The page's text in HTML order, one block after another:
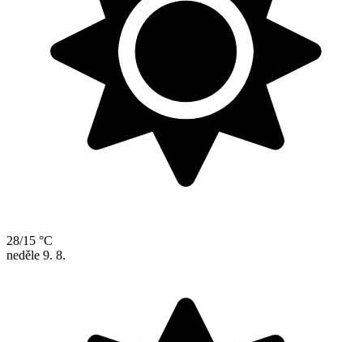
28/15 °C
neděle 9. 8.